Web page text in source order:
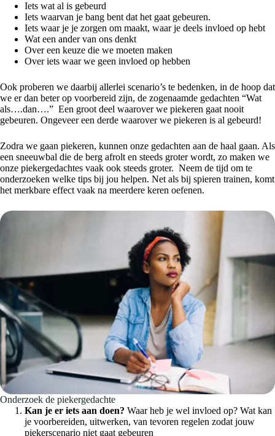
Iets wat al is gebeurd
Iets waarvan je bang bent dat het gaat gebeuren.
Iets waar je je zorgen om maakt, waar je deels invloed op hebt
Wat een ander van ons denkt
Over een keuze die we moeten maken
Over iets waar we geen invloed op hebben
Ook proberen we daarbij allerlei scenario’s te bedenken, in de hoop dat
we er dan beter op voorbereid zijn, de zogenaamde gedachten “Wat
als….dan….” Een groot deel waarover we piekeren gaat nooit
gebeuren. Ongeveer een derde waarover we piekeren is al gebeurd!
Zodra we gaan piekeren, kunnen onze gedachten aan de haal gaan. Als
een sneeuwbal die de berg afrolt en steeds groter wordt, zo maken we
onze piekergedachtes vaak ook steeds groter. Neem de tijd om te
onderzoeken welke tips bij jou helpen. Net als bij spieren trainen, komt
het merkbare effect vaak na meerdere keren oefenen.
Onderzoek de piekergedachte
Kan je er iets aan doen? Waar heb je wel invloed op? Wat kan
je voorbereiden, uitwerken, van tevoren regelen zodat jouw
piekerscenario niet gaat gebeuren